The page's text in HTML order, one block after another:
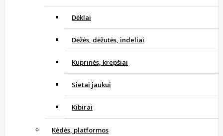
Dėklai
Dėžės, dėžutės, indeliai
Kuprinės, krepšiai
Sietai jaukui
Kibirai
Kėdės, platformos